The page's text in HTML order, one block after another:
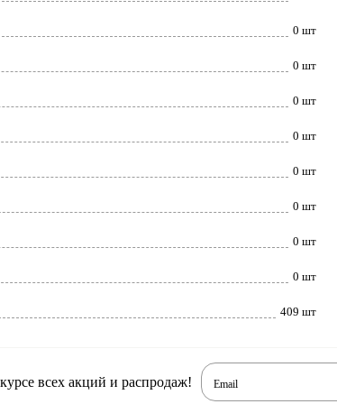
0 шт
0 шт
0 шт
0 шт
0 шт
0 шт
0 шт
0 шт
409 шт
всех акций и распродаж! Email